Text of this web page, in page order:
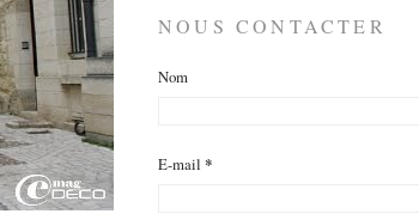
NOUS CONTACTER
Nom
E-mail *